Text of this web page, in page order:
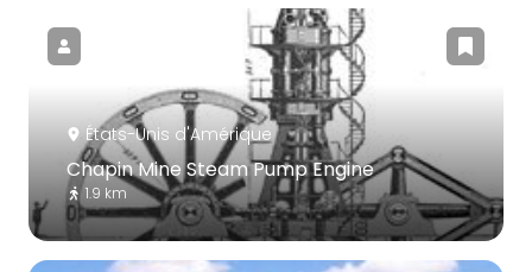
États-Unis d'Amérique
Chapin Mine Steam Pump Engine
1.9 km